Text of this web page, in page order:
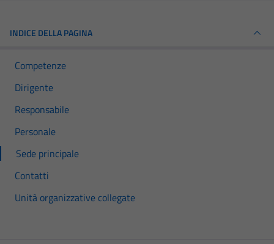
INDICE DELLA PAGINA
Competenze
Dirigente
Responsabile
Personale
Sede principale
Contatti
Unità organizzative collegate